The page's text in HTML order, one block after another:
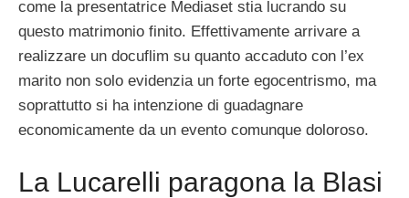
come la presentatrice Mediaset stia lucrando su
questo matrimonio finito. Effettivamente arrivare a
realizzare un docuflim su quanto accaduto con l’ex
marito non solo evidenzia un forte egocentrismo, ma
soprattutto si ha intenzione di guadagnare
economicamente da un evento comunque doloroso.
La Lucarelli paragona la Blasi